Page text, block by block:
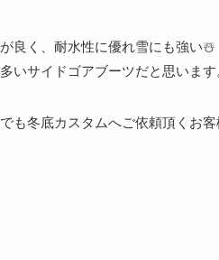
良く、耐水性に優れ雪にも強い☃️
いサイドゴアブーツだと思います
も冬底カスタムへご依頼頂くお